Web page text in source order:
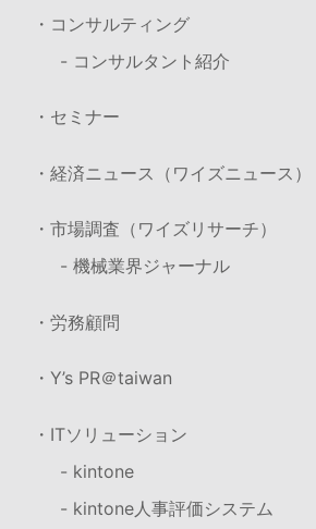
・コンサルティング
- コンサルタント紹介
・セミナー
・経済ニュース（ワイズニュース）
・市場調査（ワイズリサーチ）
- 機械業界ジャーナル
・労務顧問
・Y’s PR＠taiwan
・ITソリューション
- kintone
- kintone人事評価システム